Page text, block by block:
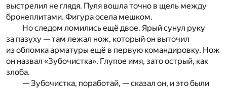
выстрелил не глядя. Пуля вошла точно в щель между
бронеплитами. Фигура осела мешком.
Но следом ломились ещё двое. Ярый сунул руку
за пазуху — там лежал нож, который он выточил
из обломка арматуры ещё в первую командировку. Нож
он назвал «Зубочистка». Глупое имя, зато острый, как
злоба.
— Зубочистка, поработай, — сказал он, и это были